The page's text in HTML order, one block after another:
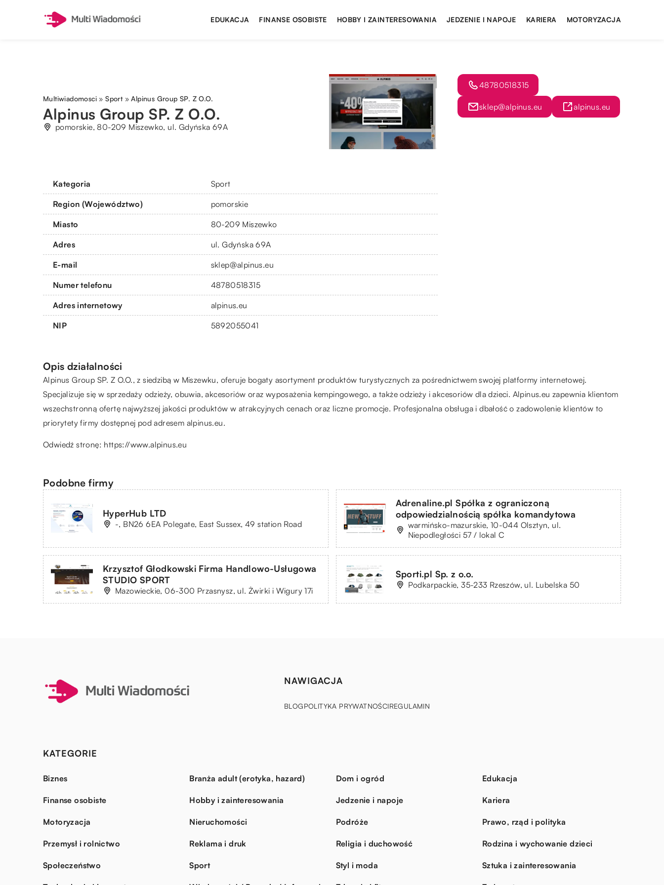
EDUKACJA FINANSE OSOBISTE HOBBY I ZAINTERESOWANIA JEDZENIE I NAPOJE KARIERA MOTORYZACJA
Multiwiadomosci »Sport»Alpinus Group SP. Z O.O.
Alpinus Group SP. Z O.O.
pomorskie, 80-209 Miszewko, ul. Gdyńska 69A
Kategoria Sport
Region (Województwo) pomorskie
Miasto 80-209 Miszewko
Adres ul. Gdyńska 69A
E-mail sklep@alpinus.eu
Numer telefonu 48780518315
Adres internetowy alpinus.eu
NIP 5892055041
48780518315
sklep@alpinus.eu alpinus.eu
Opis działalności
Alpinus Group SP. Z O.O., z siedzibą w Miszewku, oferuje bogaty asortyment produktów turystycznych za pośrednictwem swojej platformy internetowej.
Specjalizuje się w sprzedaży odzieży, obuwia, akcesoriów oraz wyposażenia kempingowego, a także odzieży i akcesoriów dla dzieci. Alpinus.eu zapewnia klientom
wszechstronną ofertę najwyższej jakości produktów w atrakcyjnych cenach oraz liczne promocje. Profesjonalna obsługa i dbałość o zadowolenie klientów to
priorytety firmy dostępnej pod adresem alpinus.eu.
Odwiedź stronę: https://www.alpinus.eu
Podobne firmy
HyperHub LTD
-, BN26 6EA Polegate, East Sussex, 49 station Road
Adrenaline.pl Spółka z ograniczoną
odpowiedzialnością spółka komandytowa
warmińsko-mazurskie, 10-044 Olsztyn, ul.
Niepodległości 57 / lokal C
Krzysztof Głodkowski Firma Handlowo-Usługowa
STUDIO SPORT
Mazowieckie, 06-300 Przasnysz, ul. Żwirki i Wigury 17i
Sporti.pl Sp. z o.o.
Podkarpackie, 35-233 Rzeszów, ul. Lubelska 50
NAWIGACJA
BLOGPOLITYKA PRYWATNOŚCIREGULAMIN
KATEGORIE
Biznes Branża adult (erotyka, hazard) Dom i ogród Edukacja
Finanse osobiste Hobby i zainteresowania Jedzenie i napoje Kariera
Motoryzacja Nieruchomości Podróże Prawo, rząd i polityka
Przemysł i rolnictwo Reklama i druk Religia i duchowość Rodzina i wychowanie dzieci
Społeczeństwo Sport Styl i moda Sztuka i zainteresowania